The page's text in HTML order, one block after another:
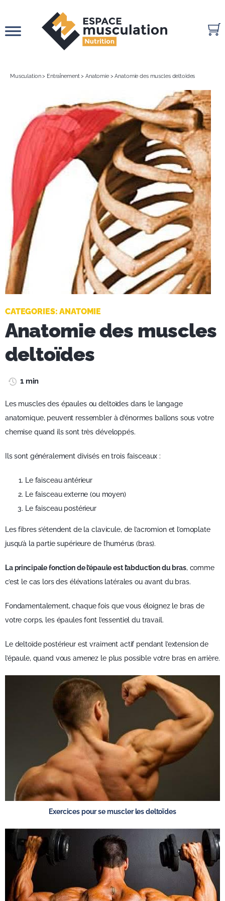
Musculation> Entraînement> Anatomie>Anatomie des muscles deltoïdes
CATEGORIES:ANATOMIE
Anatomie des muscles
deltoïdes
1 min
Les muscles des épaules ou deltoïdes dans le langage
anatomique, peuvent ressembler à d’énormes ballons sous votre
chemise quand ils sont très développés.
Ils sont généralement divisés en trois faisceaux :
Le faisceau antérieur
Le faisceau externe (ou moyen)
Le faisceau postérieur
Les fibres s’étendent de la clavicule, de l’acromion et l’omoplate
jusqu’à la partie supérieure de l’humérus (bras).
La principale fonction de l’épaule est l’abduction du bras, comme
c’est le cas lors des élévations latérales ou avant du bras.
Fondamentalement, chaque fois que vous éloignez le bras de
votre corps, les épaules font l’essentiel du travail.
Le deltoïde postérieur est vraiment actif pendant l’extension de
l’épaule, quand vous amenez le plus possible votre bras en arrière.
Exercices pour se muscler les deltoïdes